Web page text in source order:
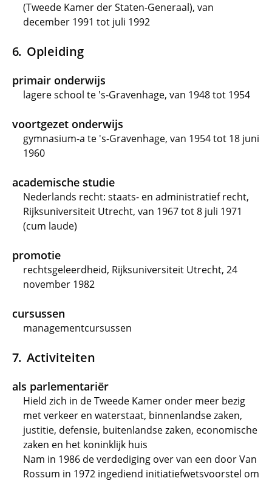
(Tweede Kamer der Staten-Generaal), van
december 1991 tot juli 1992
Opleiding
primair onderwijs
lagere school te 's-Gravenhage, van 1948 tot 1954
voortgezet onderwijs
gymnasium-a te 's-Gravenhage, van 1954 tot 18 juni
1960
academische studie
Nederlands recht: staats- en administratief recht,
Rijksuniversiteit Utrecht, van 1967 tot 8 juli 1971
(cum laude)
promotie
rechtsgeleerdheid, Rijksuniversiteit Utrecht, 24
november 1982
cursussen
managementcursussen
Activiteiten
als parlementariër
Hield zich in de Tweede Kamer onder meer bezig
met verkeer en waterstaat, binnenlandse zaken,
justitie, defensie, buitenlandse zaken, economische
zaken en het koninklijk huis
Nam in 1986 de verdediging over van een door Van
Rossum in 1972 ingediend initiatiefwetsvoorstel om